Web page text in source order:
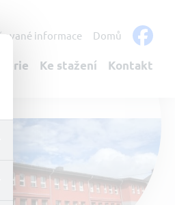
informace Domů
Ke stažení Kontakt